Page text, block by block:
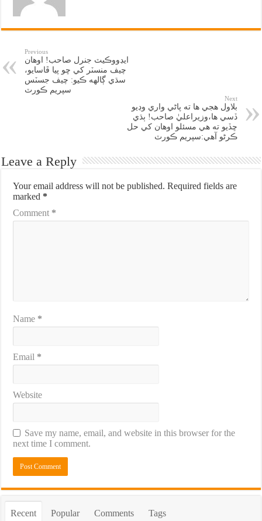
Previous
ايڊووڪيٽ جنرل صاحب! اوهان
چيف منسٽر کي ڇو پيا ڦاسايو،
سڌي ڳالهه ڪيو: چيف جسٽس
سپريم ڪورٽ
Next
بلاول هجي ها ته پاڻي واري وڊيو
ڏسي ها،وزيراعليٰ صاحب! ٻڌي
ڇڏيو ته هي مسئلو اوهان کي حل
ڪرڻو آهي:سپريم ڪورٽ
Leave a Reply
Your email address will not be published. Required fields are
marked *
Comment *
Name *
Email *
Website
Save my name, email, and website in this browser for the
next time I comment.
Recent Popular Comments Tags